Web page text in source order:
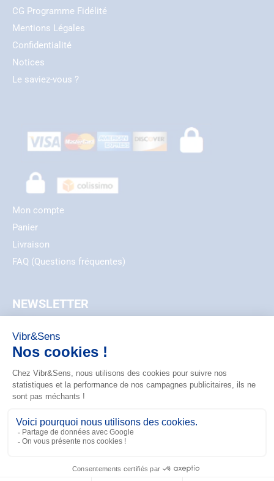
CG Programme Fidélité
Mentions Légales
Confidentialité
Notices
Le saviez-vous ?
Mon compte
Panier
Livraison
FAQ (Questions fréquentes)
NEWSLETTER
EMAIL
ZIP_CODE